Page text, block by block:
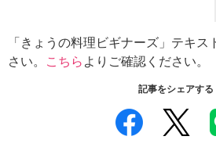
「きょうの料理ビギナーズ」テキ
さい。
こちら よりご確認ください。
記事をシェアする